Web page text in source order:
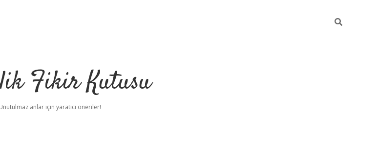
Fikir Kutusu
anlar için yaratıcı öneriler!